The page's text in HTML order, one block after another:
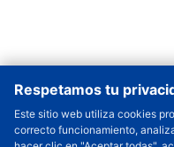
Respetamos tu
Este sitio web utiliza cookies
correcto funcionamiento,
Cantidad a Ordenar -